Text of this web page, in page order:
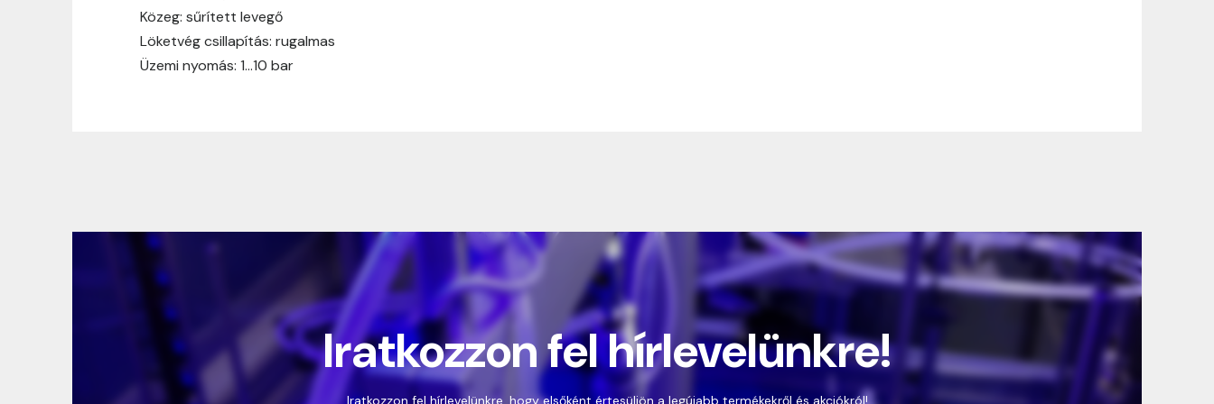
Közeg: sűrített levegő
Löketvég csillapítás: rugalmas
Üzemi nyomás: 1…10 bar
Iratkozzon fel hírlevelünkre!
Iratkozzon fel hírlevelünkre, hogy elsőként értesüljön a legújabb termékekről és akciókról!